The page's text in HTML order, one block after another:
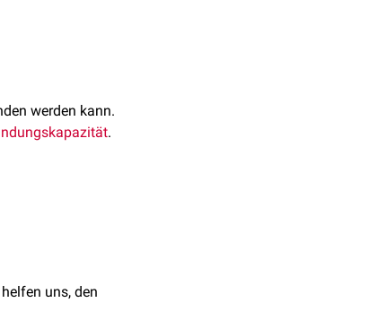
werden kann.
.
unter
Wert von
uns, den